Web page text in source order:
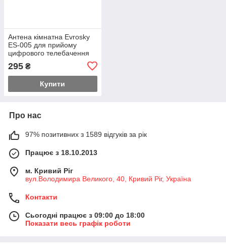
Антена кімнатна Evrosky
ES-005 для прийому
цифрового телебачення
295 ₴
Купити
Про нас
97% позитивних з 1589 відгуків за рік
Працює з 18.10.2013
м. Кривий Ріг
вул.Володимира Великого, 40, Кривий Ріг, Україна
Контакти
Сьогодні працює з 09:00 до 18:00
Показати весь графік роботи